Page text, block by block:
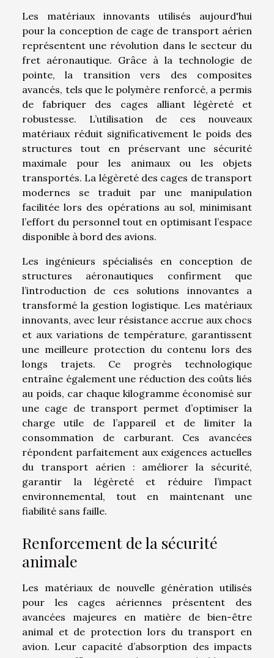
Les matériaux innovants utilisés aujourd'hui
pour la conception de cage de transport aérien
représentent une révolution dans le secteur du
fret aéronautique. Grâce à la technologie de
pointe, la transition vers des composites
avancés, tels que le polymère renforcé, a permis
de fabriquer des cages alliant légèreté et
robustesse. L’utilisation de ces nouveaux
matériaux réduit significativement le poids des
structures tout en préservant une sécurité
maximale pour les animaux ou les objets
transportés. La légèreté des cages de transport
modernes se traduit par une manipulation
facilitée lors des opérations au sol, minimisant
l’effort du personnel tout en optimisant l’espace
disponible à bord des avions.
Les ingénieurs spécialisés en conception de
structures aéronautiques confirment que
l’introduction de ces solutions innovantes a
transformé la gestion logistique. Les matériaux
innovants, avec leur résistance accrue aux chocs
et aux variations de température, garantissent
une meilleure protection du contenu lors des
longs trajets. Ce progrès technologique
entraîne également une réduction des coûts liés
au poids, car chaque kilogramme économisé sur
une cage de transport permet d’optimiser la
charge utile de l’appareil et de limiter la
consommation de carburant. Ces avancées
répondent parfaitement aux exigences actuelles
du transport aérien : améliorer la sécurité,
garantir la légèreté et réduire l’impact
environnemental, tout en maintenant une
fiabilité sans faille.
Renforcement de la sécurité
animale
Les matériaux de nouvelle génération utilisés
pour les cages aériennes présentent des
avancées majeures en matière de bien-être
animal et de protection lors du transport en
avion. Leur capacité d’absorption des impacts